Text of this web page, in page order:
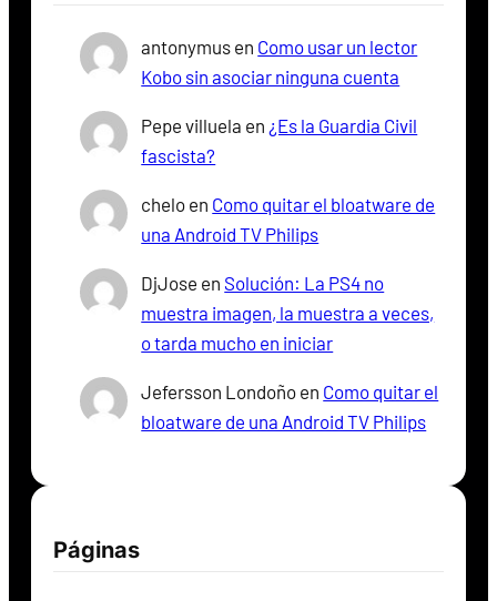
antonymus en Como usar un lector
Kobo sin asociar ninguna cuenta
Pepe villuela en ¿Es la Guardia Civil
fascista?
chelo en Como quitar el bloatware de
una Android TV Philips
DjJose en Solución: La PS4 no
muestra imagen, la muestra a veces,
o tarda mucho en iniciar
Jefersson Londoño en Como quitar el
bloatware de una Android TV Philips
Páginas